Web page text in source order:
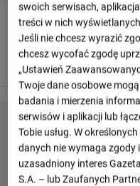
90+ 9'
Ooo... to było dziecinnie
strzelić z tej pozycji.
swoich serwisach,
treści w nich
Jeśli nie chcesz wyrazić
chcesz wycofać zgodę
„Ustawień
Twoje dane osobowe
badania i mierzenia
serwisów i aplikacji lub
Tobie usług. W
danych nie wymaga zgody
uzasadniony interes
S.A. – lub Zaufanych